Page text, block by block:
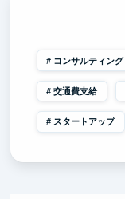
コンサルティング
交通費支給
スタートアップ